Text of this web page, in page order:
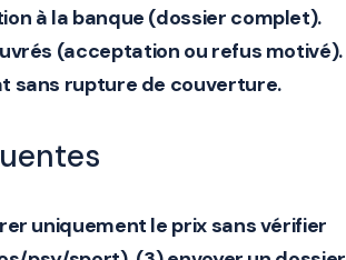
à la banque (dossier complet).
(acceptation ou refus motivé).
sans rupture de couverture.
uniquement le prix sans vérifier